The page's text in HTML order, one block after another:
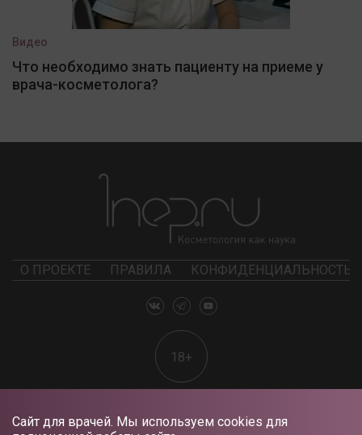
Сайт для врачей. Мы используем cookies для
Видео
Что необходимо знать пациенту на приеме у
врача-косметолога?
О ПРОЕКТЕ ПРАВИЛА КОНФИДЕНЦИАЛЬНОСТЬ
18+